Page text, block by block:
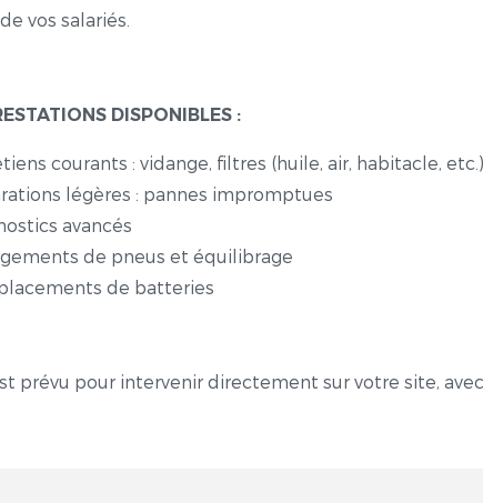
vos salariés.
DISPONIBLES :
courants : vidange, filtres (huile, air, habitacle, etc.),
légères : pannes impromptues
avancés
de pneus et équilibrage
de batteries
prévu pour intervenir directement sur votre site,